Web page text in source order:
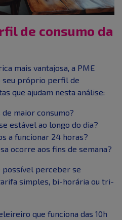
de consumo da
mais vantajosa, a PME
seu próprio perfil de
que ajudam nesta análise:
maior consumo?
estável ao longo do dia?
a funcionar 24 horas?
ocorre aos fins de semana?
possível perceber se
simples, bi-horária ou tri-
que funciona das 10h